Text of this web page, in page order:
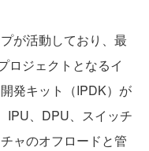
が活動しており、最
ロジェクトとなるイ
発キット（IPDK）が
IPU、DPU、スイッチ
ャのオフロードと管